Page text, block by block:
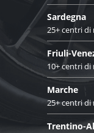
Sardegna
25+ centri
Friuli-
10+ centri
Marche
25+ centri
Trentino-